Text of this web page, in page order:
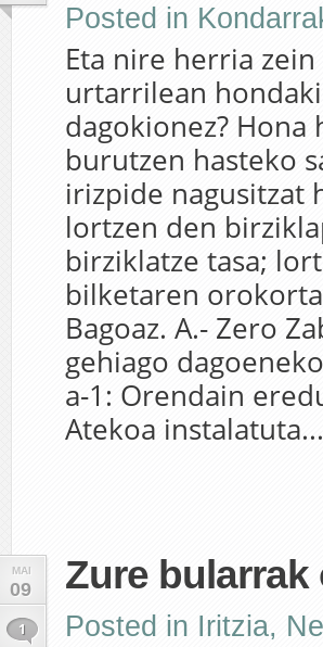
Posted in
Eta nire herria
urtarrilean
dagokionez?
burutzen hasteko
irizpide nagusitzat
lortzen den
birziklatze tasa;
bilketaren
Bagoaz. A.- Zero
gehiago
a-1: Orendain
Atekoa instalatuta...
MAI
09
1
Zure bularrak
Posted in Iritzia,